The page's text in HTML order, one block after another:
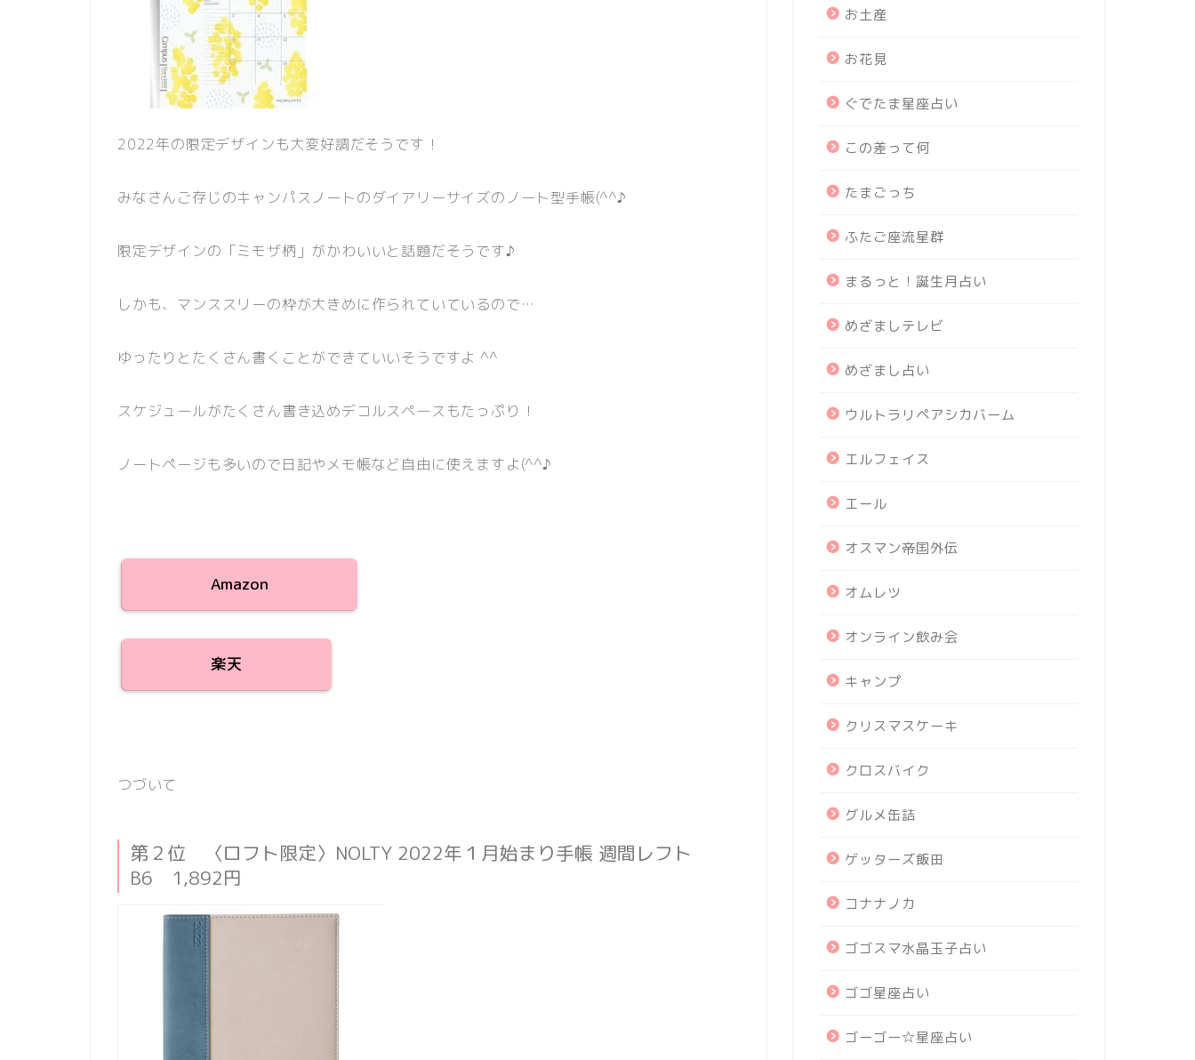
2022年の限定デザインも大変好調だそうです！
みなさんご存じのキャンパスノートのダイアリーサイズのノート型手帳(^^♪
限定デザインの「ミモザ柄」がかわいいと話題だそうです♪
しかも、マンススリーの枠が大きめに作られていているので…
ゆったりとたくさん書くことができていいそうですよ ^^
スケジュールがたくさん書き込めデコルスペースもたっぷり！
ノートページも多いので日記やメモ帳など自由に使えますよ(^^♪
Amazon
楽天
つづいて
第２位 〈ロフト限定〉NOLTY 2022年１月始まり手帳 週間レフト
B6 1,892円
お土産
お花見
ぐでたま星座占い
この差って何
たまごっち
ふたご座流星群
まるっと！誕生月占い
めざましテレビ
めざまし占い
ウルトラリペアシカバーム
エルフェイス
エール
オスマン帝国外伝
オムレツ
オンライン飲み会
キャンプ
クリスマスケーキ
クロスバイク
グルメ缶詰
ゲッターズ飯田
コナナノカ
ゴゴスマ水晶玉子占い
ゴゴ星座占い
ゴーゴー☆星座占い